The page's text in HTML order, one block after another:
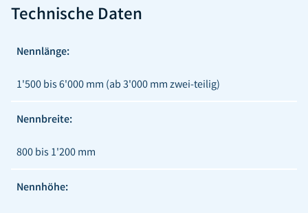
Technische Daten
Nennlänge:
1'500 bis 6'000 mm (ab 3'000 mm zwei-teilig)
Nennbreite:
800 bis 1'200 mm
Nennhöhe: